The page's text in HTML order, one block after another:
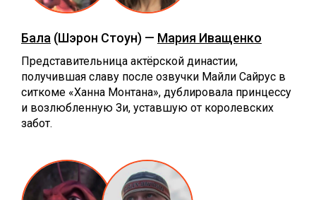
Бала (Шэрон Стоун) — Мария Иващенко
Представительница актёрской династии,
получившая славу после озвучки Майли Сайрус в
ситкоме «Ханна Монтана», дублировала принцессу
и возлюбленную Зи, уставшую от королевских
забот.